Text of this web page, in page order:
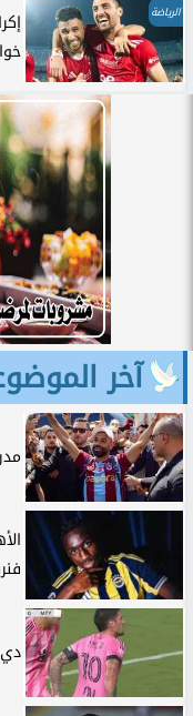
الرياضة
آخر